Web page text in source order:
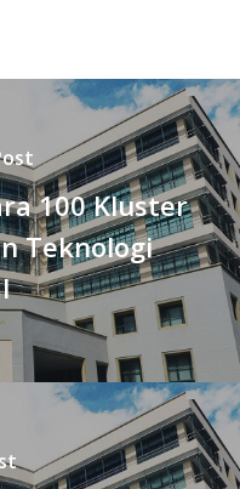
100 Kluster
Teknologi